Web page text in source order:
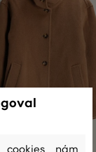
cookies nám